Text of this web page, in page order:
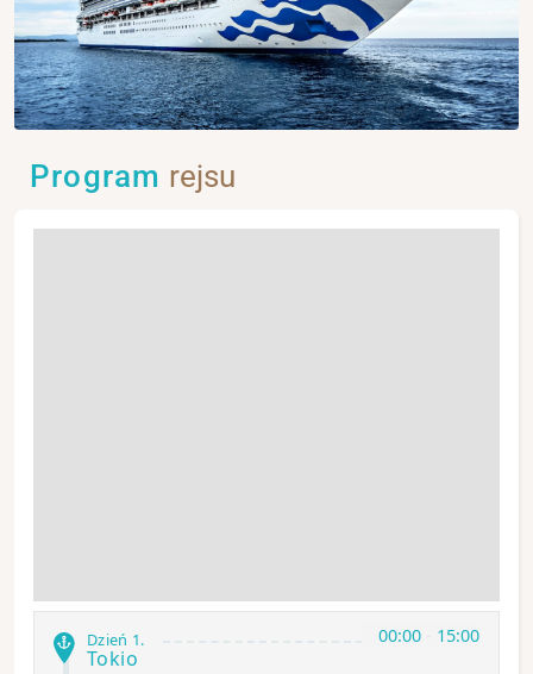
Program rejsu
00:00 15:00
Dzień 1.
Tokio